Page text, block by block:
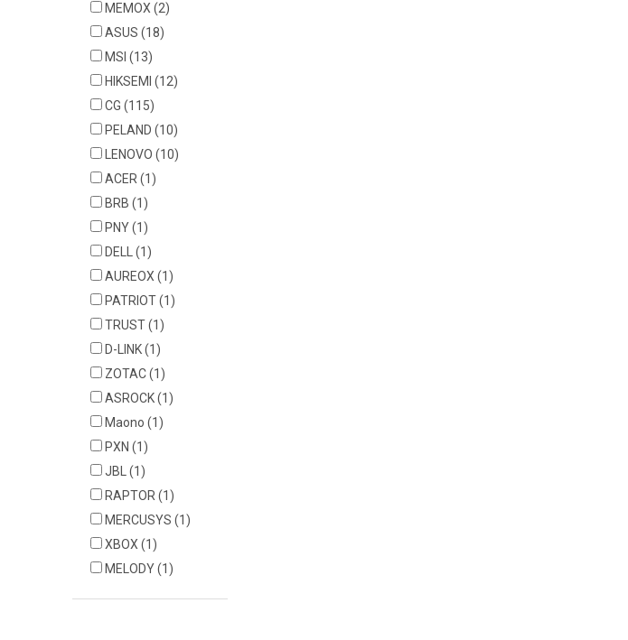
MEMOX (2)
ASUS (18)
MSI (13)
HIKSEMI (12)
CG (115)
PELAND (10)
LENOVO (10)
ACER (1)
BRB (1)
PNY(1)
DELL (1)
AUREOX (1)
PATRIOT(1)
TRUST(1)
D-LINK(1)
ZOTAC(1)
ASROCK(1)
Maono (1)
PXN (1)
JBL (1)
RAPTOR (1)
MERCUSYS (1)
XBOX (1)
MELODY(1)